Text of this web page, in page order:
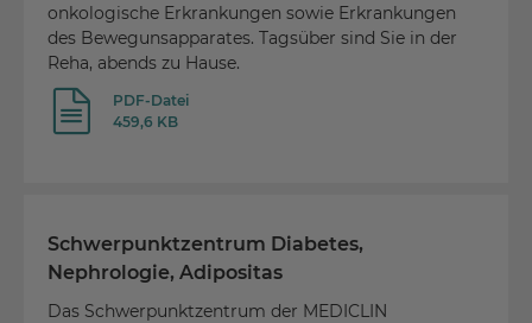
PDF-Datei
459,6 KB
onkologische Erkrankungen sowie Erkrankungen
des Bewegunsapparates. Tagsüber sind Sie in der
Reha, abends zu Hause.
Schwerpunktzentrum Diabetes,
Nephrologie, Adipositas
Das Schwerpunktzentrum der MEDICLIN